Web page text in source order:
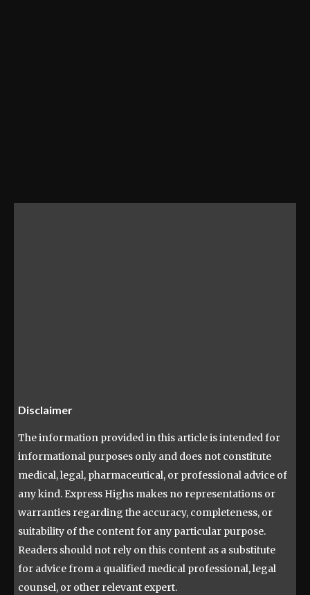
Disclaimer
The information provided in this article is intended for
informational purposes only and does not constitute
medical, legal, pharmaceutical, or professional advice of
any kind. Express Highs makes no representations or
warranties regarding the accuracy, completeness, or
suitability of the content for any particular purpose.
Readers should not rely on this content as a substitute
for advice from a qualified medical professional, legal
counsel, or other relevant expert.